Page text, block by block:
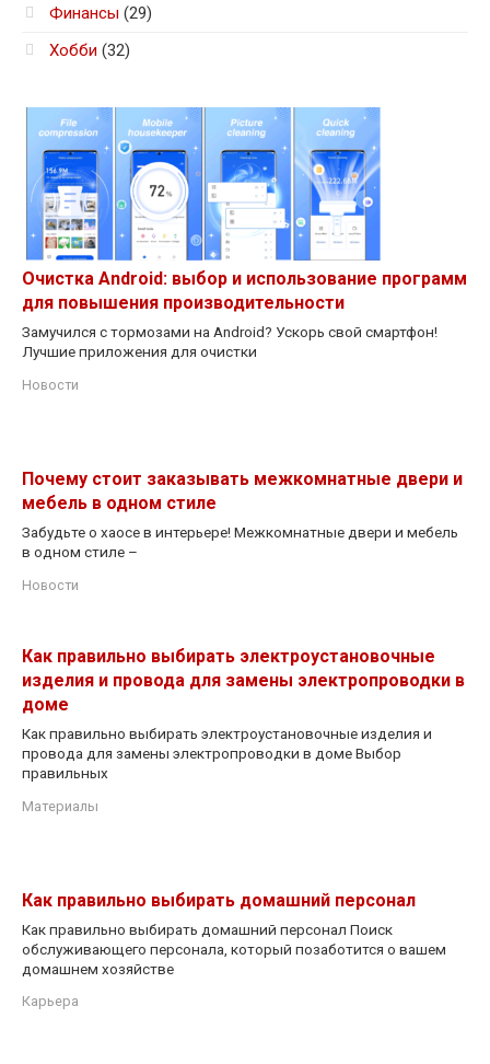
Финансы (29)
Хобби (32)
Очистка Android: выбор и использование программ
для повышения производительности
Замучился с тормозами на Android? Ускорь свой смартфон!
Лучшие приложения для очистки
Новости
Почему стоит заказывать межкомнатные двери и
мебель в одном стиле
Забудьте о хаосе в интерьере! Межкомнатные двери и мебель
в одном стиле –
Новости
Как правильно выбирать электроустановочные
изделия и провода для замены электропроводки в
доме
Как правильно выбирать электроустановочные изделия и
провода для замены электропроводки в доме Выбор
правильных
Материалы
Как правильно выбирать домашний персонал
Как правильно выбирать домашний персонал Поиск
обслуживающего персонала, который позаботится о вашем
домашнем хозяйстве
Карьера